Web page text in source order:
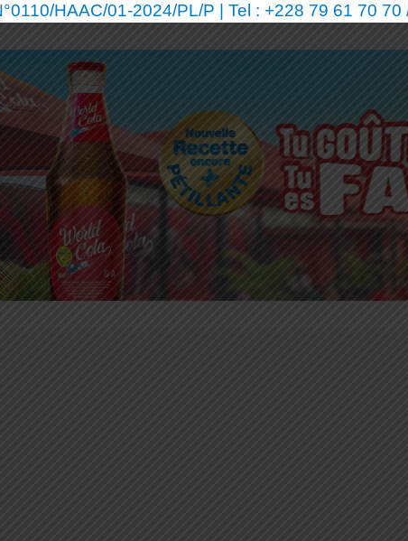
HAAC/01-2024/PL/P | Tel : +228 79 61 70